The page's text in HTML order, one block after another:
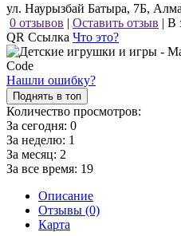
ул. Наурызбай Батыра, 7Б,
0 отзывов | Оставить отзыв | В
QR Ссылка Что это?
Нашли ошибку?
Поднять в топ
Количество просмотров:
За сегодня: 0
За неделю: 1
За месяц: 2
За все время: 19
Описание
Отзывы (0)
Карта